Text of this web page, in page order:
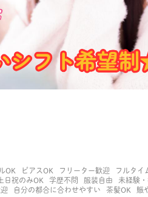
OK ピアスOK フリーター歓迎
フルタイ
日祝のみOK 学歴不問 服装自由
未経験
自分の都合に合わせやすい 茶髪OK
賑